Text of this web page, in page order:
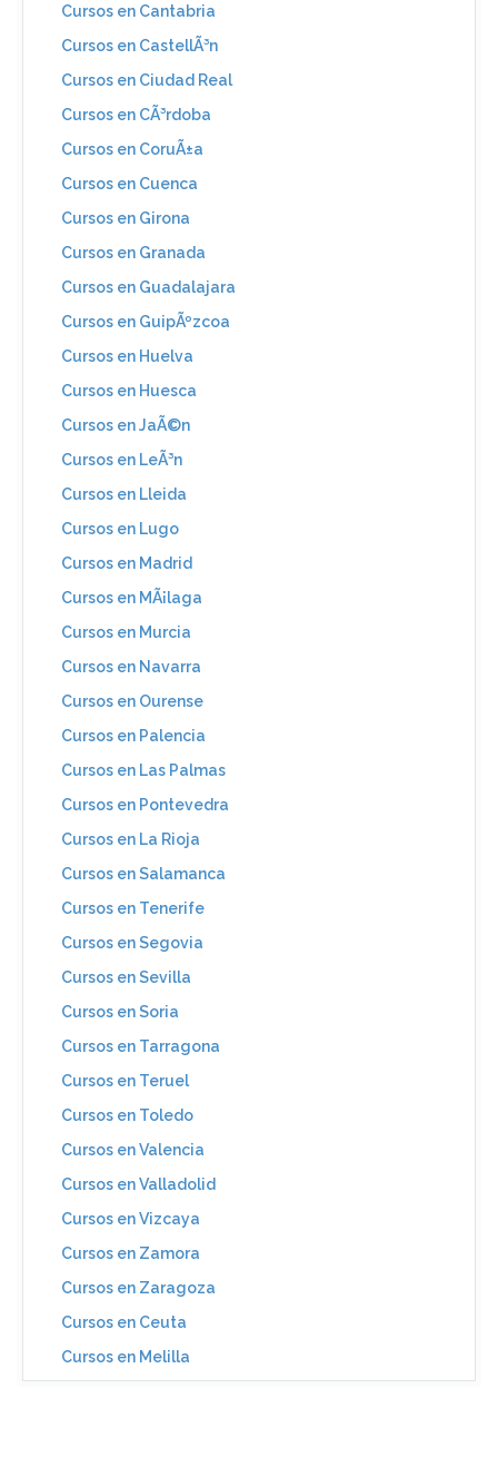
Cursos en Cantabria
Cursos en CastellÃ³n
Cursos en Ciudad Real
Cursos en CÃ³rdoba
Cursos en CoruÃ±a
Cursos en Cuenca
Cursos en Girona
Cursos en Granada
Cursos en Guadalajara
Cursos en GuipÃºzcoa
Cursos en Huelva
Cursos en Huesca
Cursos en JaÃ©n
Cursos en LeÃ³n
Cursos en Lleida
Cursos en Lugo
Cursos en Madrid
Cursos en MÃ¡laga
Cursos en Murcia
Cursos en Navarra
Cursos en Ourense
Cursos en Palencia
Cursos en Las Palmas
Cursos en Pontevedra
Cursos en La Rioja
Cursos en Salamanca
Cursos en Tenerife
Cursos en Segovia
Cursos en Sevilla
Cursos en Soria
Cursos en Tarragona
Cursos en Teruel
Cursos en Toledo
Cursos en Valencia
Cursos en Valladolid
Cursos en Vizcaya
Cursos en Zamora
Cursos en Zaragoza
Cursos en Ceuta
Cursos en Melilla